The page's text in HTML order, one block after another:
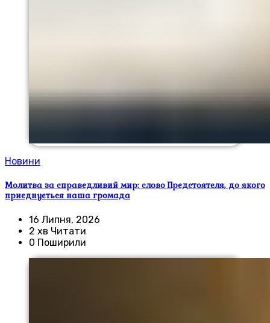
Новини
Молитва за справедливий мир: слово Предстоятеля, до якого
приєднується наша громада
16 Липня, 2026
2 хв Читати
0 Поширили